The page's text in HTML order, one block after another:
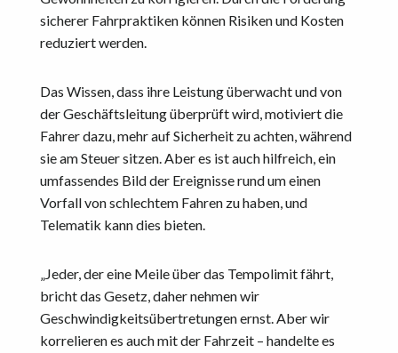
sicherer Fahrpraktiken können Risiken und Kosten
reduziert werden.
Das Wissen, dass ihre Leistung überwacht und von
der Geschäftsleitung überprüft wird, motiviert die
Fahrer dazu, mehr auf Sicherheit zu achten, während
sie am Steuer sitzen. Aber es ist auch hilfreich, ein
umfassendes Bild der Ereignisse rund um einen
Vorfall von schlechtem Fahren zu haben, und
Telematik kann dies bieten.
„Jeder, der eine Meile über das Tempolimit fährt,
bricht das Gesetz, daher nehmen wir
Geschwindigkeitsübertretungen ernst. Aber wir
korrelieren es auch mit der Fahrzeit – handelte es